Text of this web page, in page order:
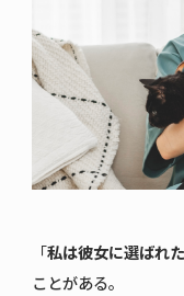
「私は彼女に選ばれ
ことがある。